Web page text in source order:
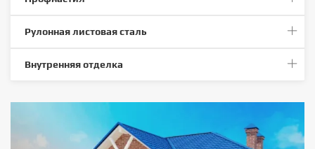
Рулонная листовая сталь
Внутренняя отделка